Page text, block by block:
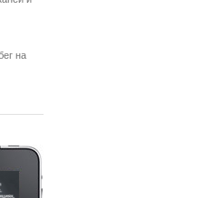
на